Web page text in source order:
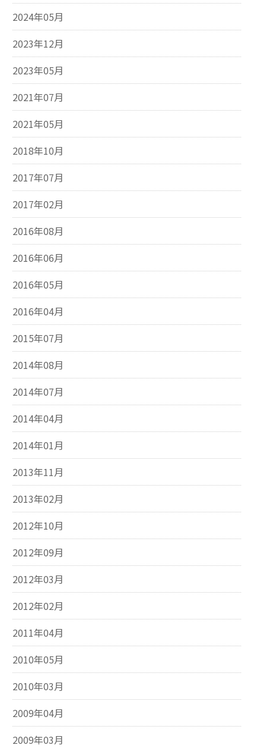
2024年05月
2023年12月
2023年05月
2021年07月
2021年05月
2018年10月
2017年07月
2017年02月
2016年08月
2016年06月
2016年05月
2016年04月
2015年07月
2014年08月
2014年07月
2014年04月
2014年01月
2013年11月
2013年02月
2012年10月
2012年09月
2012年03月
2012年02月
2011年04月
2010年05月
2010年03月
2009年04月
2009年03月